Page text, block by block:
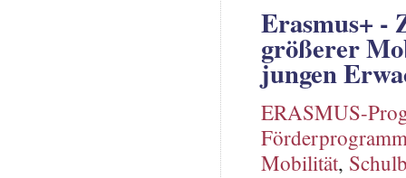
Erasmus+ -
größerer
jungen
ERASMUS-
Mobilität,